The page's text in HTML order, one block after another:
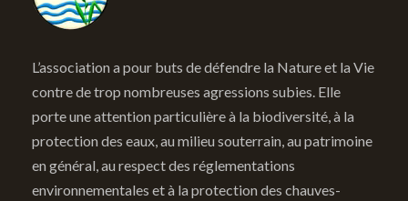
L’association a pour buts de défendre la Nature et la Vie
contre de trop nombreuses agressions subies. Elle
porte une attention particulière à la biodiversité, à la
protection des eaux, au milieu souterrain, au patrimoine
en général, au respect des réglementations
environnementales et à la protection des chauves-